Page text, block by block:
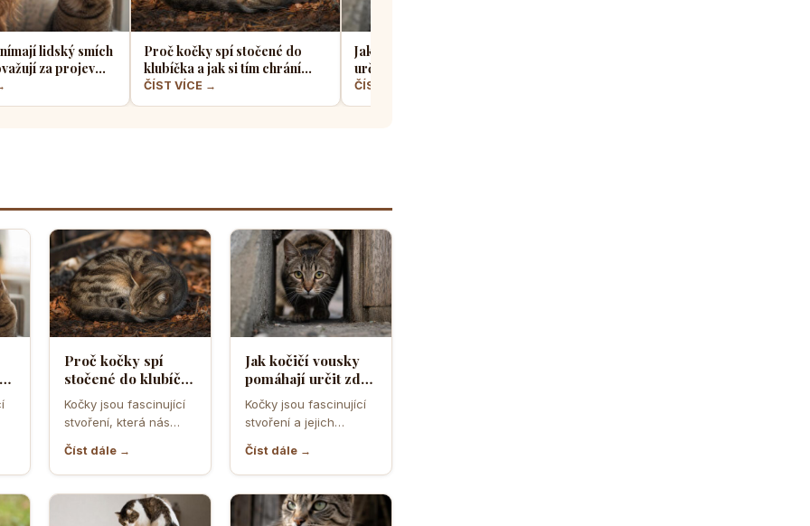
lidský smích
za projev
hrozbu
Proč kočky spí stočené do
klubíčka a jak si tím chrání
tělesné teplo a orgány
ČÍST VÍCE →
Jak kočičí vousky pomáhají
určit zda se kočka vejde do
úzkého otvoru
ČÍST VÍCE →
Proč kočky spí
stočené do klubíčka
a jak si tím chrání
tělesné teplo a
orgány
Kočky jsou fascinující
stvoření, která nás
svým chováním a
postoji. Jedno z…
Číst dále →
Jak kočičí vousky
pomáhají určit zda
se kočka vejde do
úzkého otvoru
Kočky jsou fascinující
stvoření a jejich
proklouznout i těmi
nejužšími otvory je
často…
Číst dále →